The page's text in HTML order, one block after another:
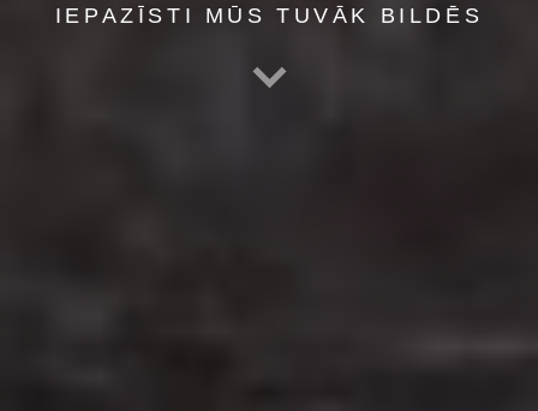
IEPAZĪSTI MŪS TUVĀK BILDĒS